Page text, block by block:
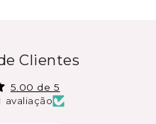
Clientes
5.00 de 5
avaliação